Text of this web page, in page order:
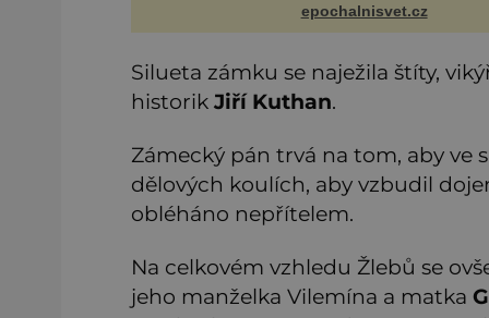
každodenní doplněk ani
na párty, ale symbol
epochalnisvet.cz
Silueta zámku se naježila štíty,
historik Jiří Kuthan.
Zámecký pán trvá na tom, aby ve
dělových koulích, aby vzbudil
obléháno nepřítelem.
Na celkovém vzhledu Žlebů se
jeho manželka Vilemína a matka